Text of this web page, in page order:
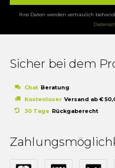
Ihre Daten werden vertraulich
Sicher bei dem
Chat Beratung
Kostenloser Versand ab €
30 Tage Rückgaberecht